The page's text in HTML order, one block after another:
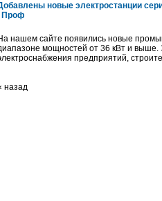
новые электростанции
Проф
нашем сайте появились новые
мощностей от 36 кВт и выше.
предприятий,
назад